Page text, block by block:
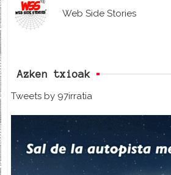
Web Side Stories
Azken txioak
Tweets by 97irratia